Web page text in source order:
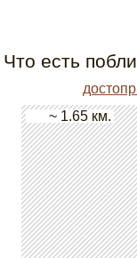
Что есть
~ 1.65 км.